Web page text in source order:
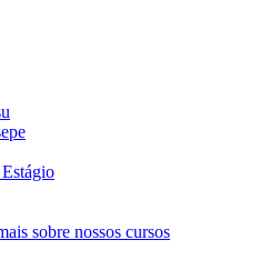
sobre nossos cursos